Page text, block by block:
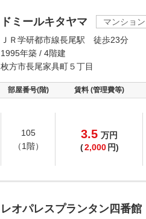
ドミールキタヤマ
マンション
ＪＲ学研都市線長尾駅 徒歩23分
1995年築 / 4階建
枚方市長尾家具町５丁目
部屋番号(階) 賃料 (管理費等)
105
（1階）
3.5 万円
(2,000 円)
レオパレスプランタン四番館